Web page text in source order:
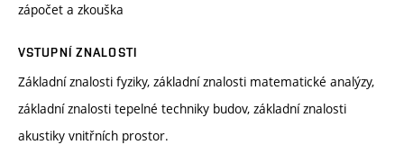
zápočet a zkouška
VSTUPNÍ ZNALOSTI
Základní znalosti fyziky, základní znalosti matematické analýzy,
základní znalosti tepelné techniky budov, základní znalosti
akustiky vnitřních prostor.